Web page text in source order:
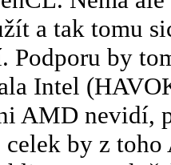
a tak tomu
Podporu by
Intel
AMD nevidí,
celek by z